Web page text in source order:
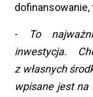
dofinansowanie,
-
To
inwestycja.
z własnych
wpisane jest na